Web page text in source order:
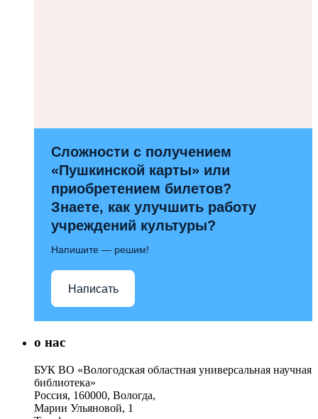
Сложности с получением
«Пушкинской карты» или
приобретением билетов?
Знаете, как улучшить работу
учреждений культуры?
Напишите — решим!
Написать
о нас
БУК ВО «Вологодская областная универсальная научная
библиотека»
Россия, 160000, Вологда,
Марии Ульяновой, 1